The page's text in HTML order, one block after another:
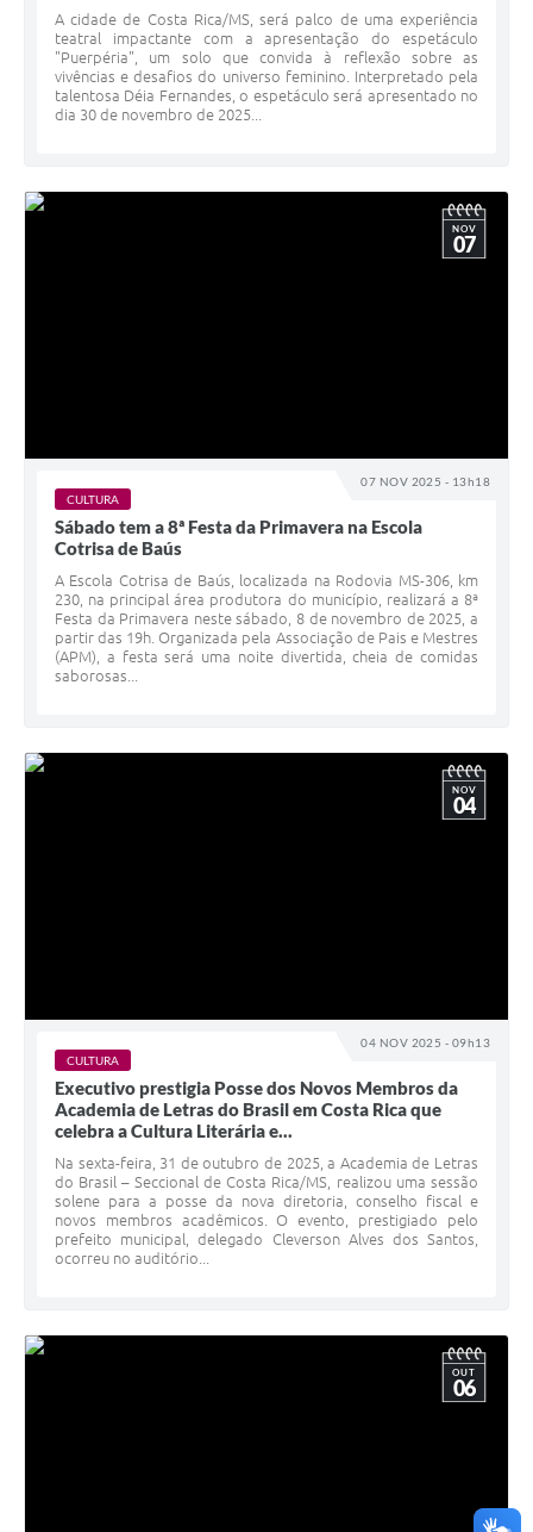
A cidade de Costa Rica/MS, será palco de uma experiência
teatral impactante com a apresentação do espetáculo
"Puerpéria", um solo que convida à reflexão sobre as
vivências e desafios do universo feminino. Interpretado pela
talentosa Déia Fernandes, o espetáculo será apresentado no
dia 30 de novembro de 2025...
07 NOV 2025 - 13h18
NOV
07
CULTURA
Sábado tem a 8ª Festa da Primavera na Escola
Cotrisa de Baús
A Escola Cotrisa de Baús, localizada na Rodovia MS-306, km
230, na principal área produtora do município, realizará a 8ª
Festa da Primavera neste sábado, 8 de novembro de 2025, a
partir das 19h. Organizada pela Associação de Pais e Mestres
(APM), a festa será uma noite divertida, cheia de comidas
saborosas...
04 NOV 2025 - 09h13
NOV
04
CULTURA
Executivo prestigia Posse dos Novos Membros da
Academia de Letras do Brasil em Costa Rica que
celebra a Cultura Literária e...
Na sexta-feira, 31 de outubro de 2025, a Academia de Letras
do Brasil – Seccional de Costa Rica/MS, realizou uma sessão
solene para a posse da nova diretoria, conselho fiscal e
novos membros acadêmicos. O evento, prestigiado pelo
prefeito municipal, delegado Cleverson Alves dos Santos,
ocorreu no auditório...
OUT
06